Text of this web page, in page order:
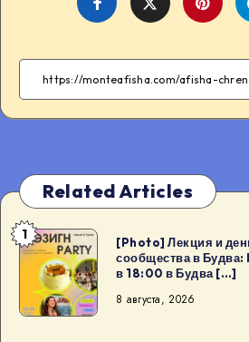
FacebookTwitter
Related Articles
[Photo]
Лекция
день
1
[Photo] Лекция и
сообщества в
в 18:00 в Будва […]
8 августа, 2026